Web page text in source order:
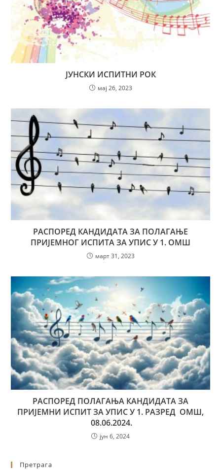
ЈУНСКИ ИСПИТНИ РОК
мај 26, 2023
РАСПОРЕД КАНДИДАТА ЗА ПОЛАГАЊЕ
ПРИЈЕМНОГ ИСПИТА ЗА УПИС У 1. ОМШ
март 31, 2023
РАСПОРЕД ПОЛАГАЊА КАНДИДАТА ЗА
ПРИЈЕМНИ ИСПИТ ЗА УПИС У 1. РАЗРЕД ОМШ,
08.06.2024.
јун 6, 2024
Претрага